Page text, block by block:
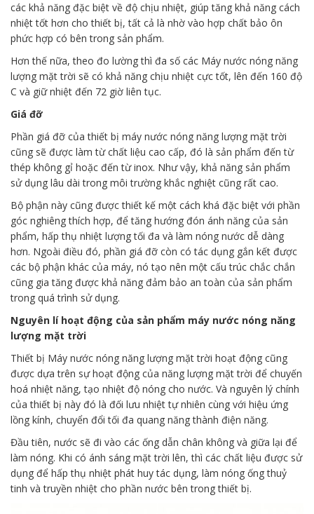
các khả năng đặc biệt về độ chịu nhiệt, giúp tăng khả năng cách
nhiệt tốt hơn cho thiết bị, tất cả là nhờ vào hợp chất bảo ôn
phức hợp có bên trong sản phẩm.
Hơn thế nữa, theo đo lường thì đa số các Máy nước nóng năng
lượng mặt trời sẽ có khả năng chịu nhiệt cực tốt, lên đến 160 độ
C và giữ nhiệt đến 72 giờ liên tục.
Giá đỡ
Phần giá đỡ của thiết bị máy nước nóng năng lượng mặt trời
cũng sẽ được làm từ chất liệu cao cấp, đó là sản phẩm đến từ
thép không gỉ hoặc đến từ inox. Như vậy, khả năng sản phẩm
sử dụng lâu dài trong môi trường khắc nghiệt cũng rất cao.
Bộ phận này cũng được thiết kế một cách khá đặc biệt với phần
góc nghiêng thích hợp, để tăng hướng đón ánh năng của sản
phẩm, hấp thụ nhiệt lượng tối đa và làm nóng nước dễ dàng
hơn. Ngoài điều đó, phần giá đỡ còn có tác dụng gắn kết được
các bộ phận khác của máy, nó tạo nên một cấu trúc chắc chắn
cũng gia tăng được khả năng đảm bảo an toàn của sản phẩm
trong quá trình sử dụng.
Nguyên lí hoạt động của sản phẩm máy nước nóng năng
lượng mặt trời
Thiết bị Máy nước nóng năng lượng mặt trời hoạt động cũng
được dựa trên sự hoạt động của năng lượng mặt trời để chuyến
hoá nhiệt năng, tạo nhiệt độ nóng cho nước. Và nguyên lý chính
của thiết bị này đó là đối lưu nhiệt tự nhiên cùng với hiệu ứng
lồng kính, chuyển đổi tối đa quang năng thành điện năng.
Đầu tiên, nước sẽ đi vào các ống dẫn chân không và giữa lại để
làm nóng. Khi có ánh sáng mặt trời lên, thì các chất liệu được sử
dụng để hấp thụ nhiệt phát huy tác dụng, làm nóng ống thuỷ
tinh và truyền nhiệt cho phần nước bên trong thiết bị.